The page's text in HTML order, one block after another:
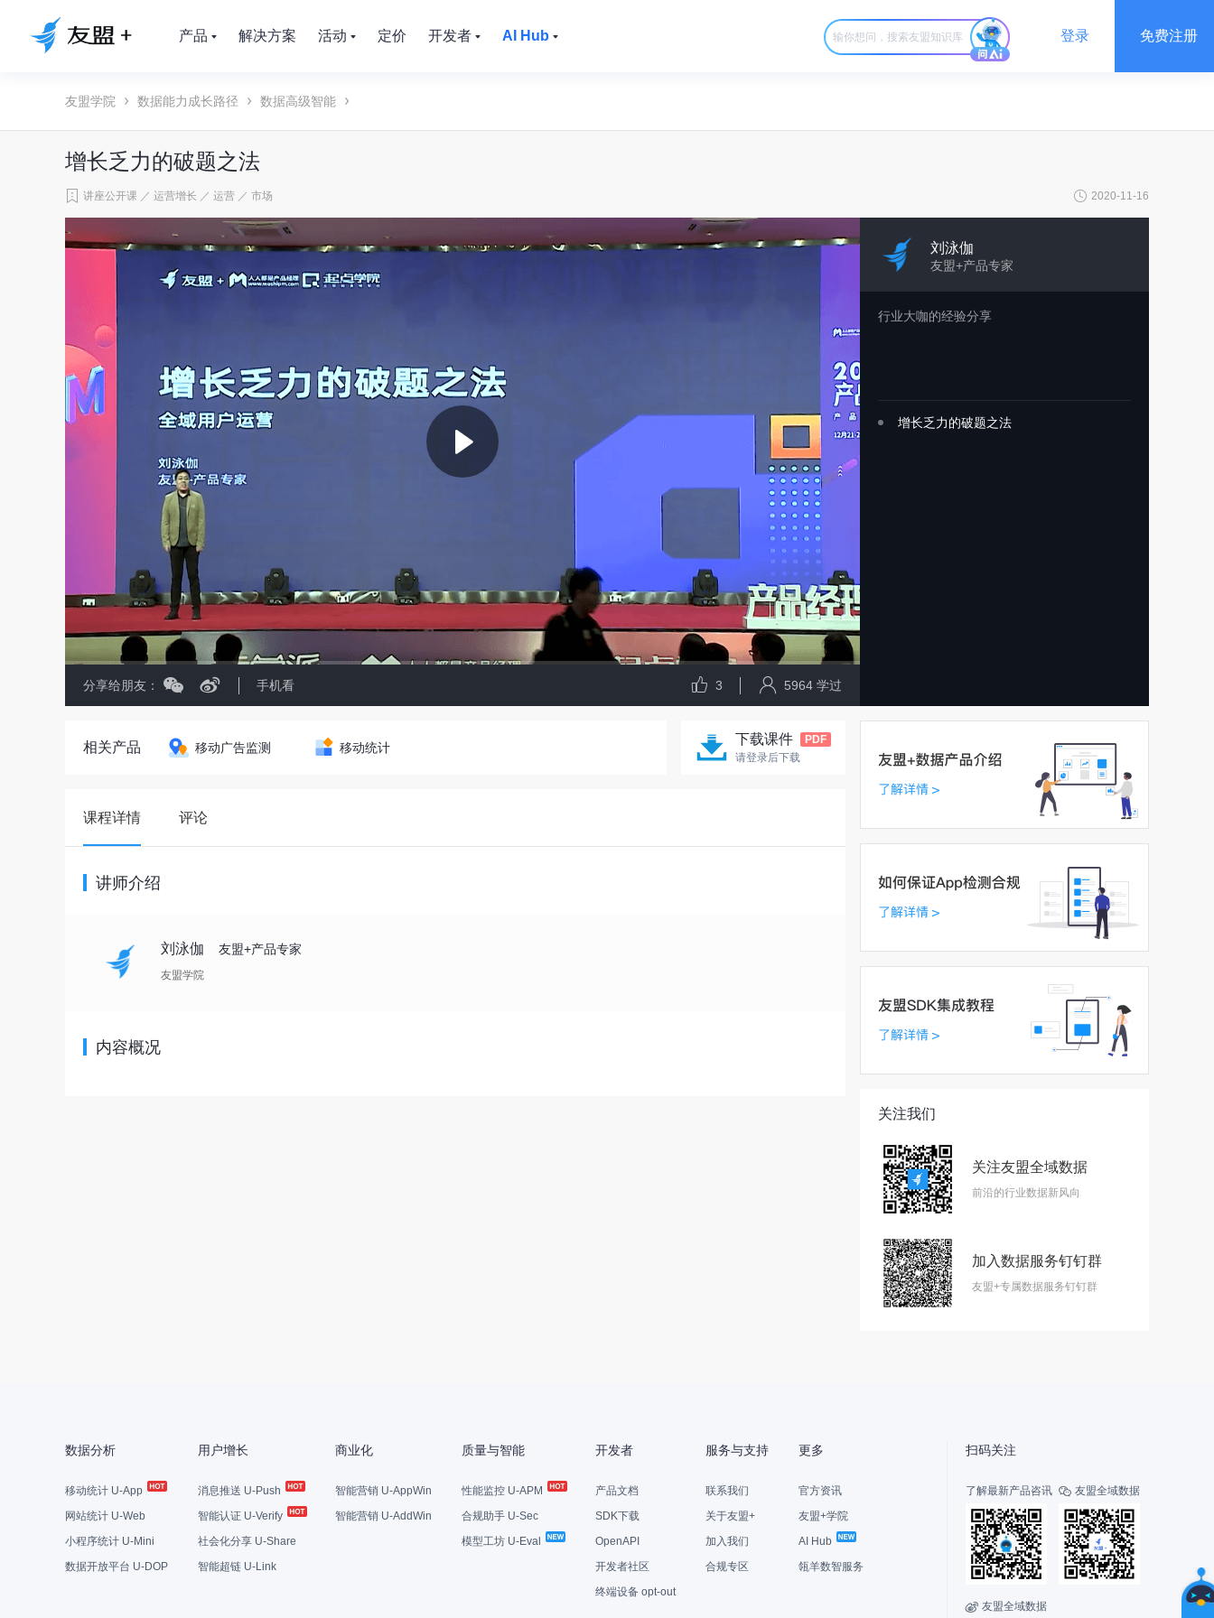
产品 解决方案 活动 定价 开发者 AI Hub 登录 免费注册
友盟学院 数据能力成长路径 数据高级智能
增长乏力的破题之法
讲座公开课 ／ 运营增长 ／ 运营 ／ 市场 2020-11-16
分享给朋友： 手机看 5964 学过
3
刘泳伽
友盟+产品专家
行业大咖的经验分享
增长乏力的破题之法
相关产品 移动广告监测 移动统计
下载课件
PDF
请登录后下载
课程详情 评论
讲师介绍
刘泳伽 友盟+产品专家
友盟学院
内容概况
关注我们
关注友盟全域数据
前沿的行业数据新风向
加入数据服务钉钉群
友盟+专属数据服务钉钉群
扫码关注
了解最新产品咨讯  友盟全域数据
 友盟全域数据
数据分析
移动统计 U-App
网站统计 U-Web
小程序统计 U-Mini
数据开放平台 U-DOP
用户增长
消息推送 U-Push
智能认证 U-Verify
社会化分享 U-Share
智能超链 U-Link
商业化
智能营销 U-AppWin
智能营销 U-AddWin
质量与智能
性能监控 U-APM
合规助手 U-Sec
模型工坊 U-Eval
开发者
产品文档
SDK下载
OpenAPI
开发者社区
终端设备 opt-out
服务与支持
联系我们
关于友盟+
加入我们
合规专区
更多
官方资讯
友盟+学院
AI Hub
瓴羊数智服务
您
的